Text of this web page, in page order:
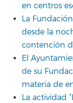
en centros
La
desde la
contención
El
de su
materia de
La actividad